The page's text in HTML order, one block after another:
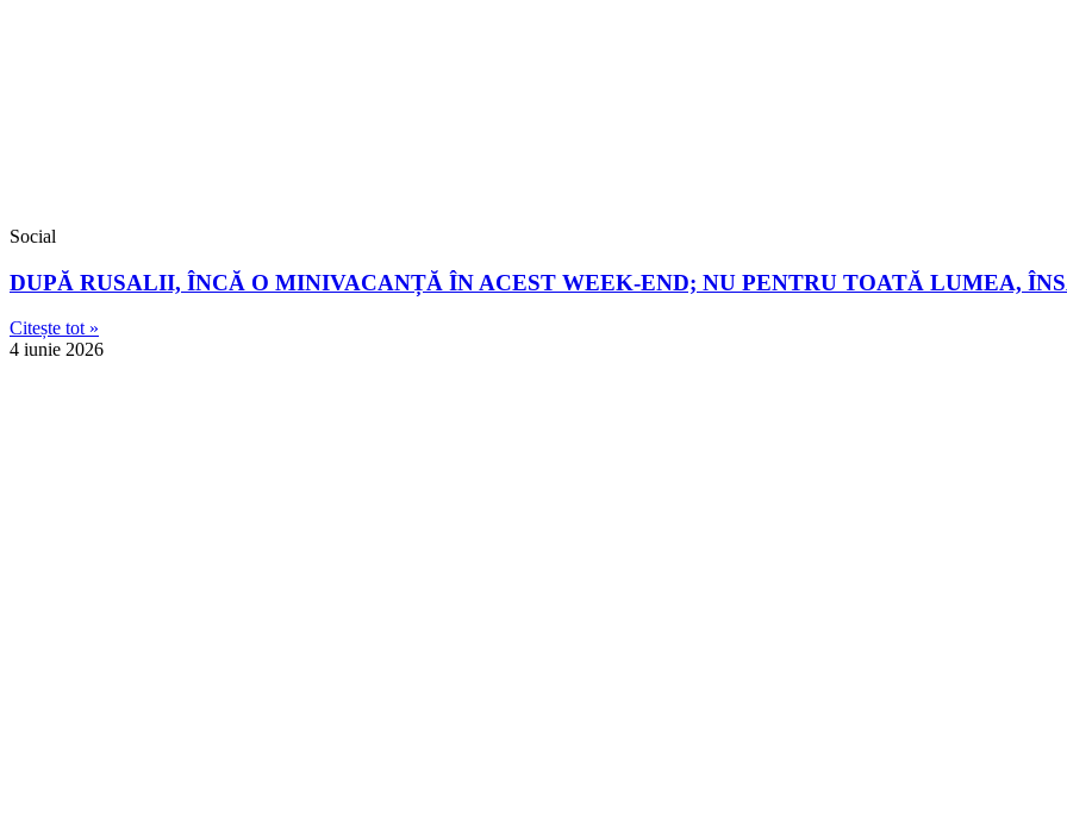
Social
DUPĂ RUSALII, ÎNCĂ O MINIVACANȚĂ ÎN ACEST WEEK-END; NU PENTRU TOATĂ LUMEA,
Citește tot »
4 iunie 2026